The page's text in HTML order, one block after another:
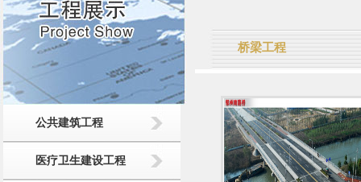
公共建筑工程
医疗卫生建设工程
桥梁工程